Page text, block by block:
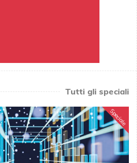
Tutti gli speciali
Speciale